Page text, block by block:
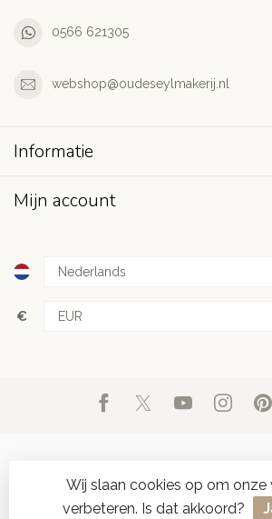
0566 621305
webshop@oudeseylmakerij.nl
Informatie
Mijn account
€
© Copyright 2026 d'Oude Seylmakerij-
Wij slaan cookies op om onze
verbeteren. Is dat akkoord?